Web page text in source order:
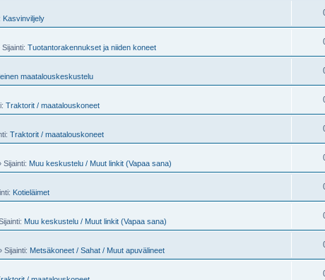
Kasvinviljely
Sijainti: Tuotantorakennukset ja niiden koneet
maatalouskeskustelu
Traktorit / maatalouskoneet
Traktorit / maatalouskoneet
Sijainti: Muu keskustelu / Muut linkit (Vapaa sana)
Kotieläimet
Muu keskustelu / Muut linkit (Vapaa sana)
Sijainti: Metsäkoneet / Sahat / Muut apuvälineet